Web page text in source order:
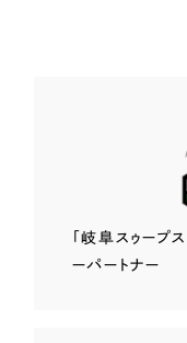
「岐阜スゥープス
ーパートナー